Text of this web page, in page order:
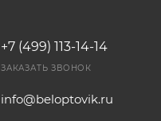
+7 (499) 113-14-14
ЗАКАЗАТЬ ЗВОНОК
info@beloptovik.ru